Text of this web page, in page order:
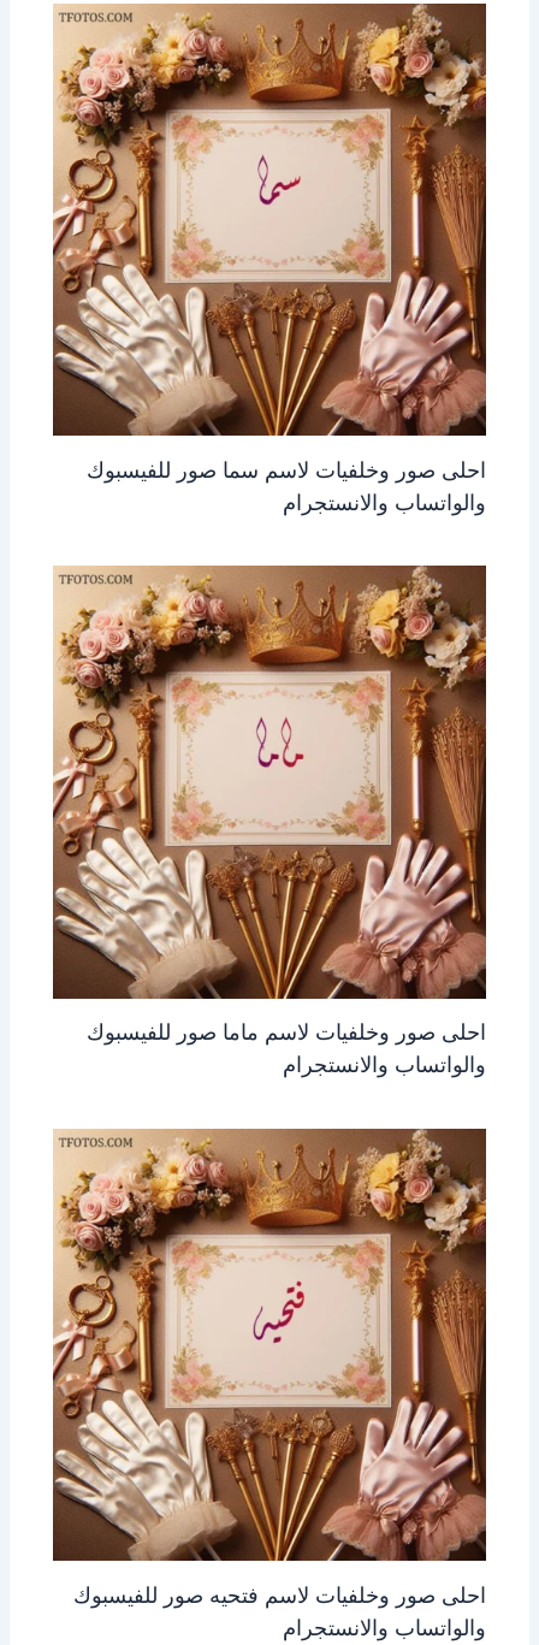
احلى صور وخلفيات لاسم سما صور للفيسبوك
والواتساب والانستجرام
احلى صور وخلفيات لاسم ماما صور للفيسبوك
والواتساب والانستجرام
احلى صور وخلفيات لاسم فتحيه صور للفيسبوك
والواتساب والانستجرام